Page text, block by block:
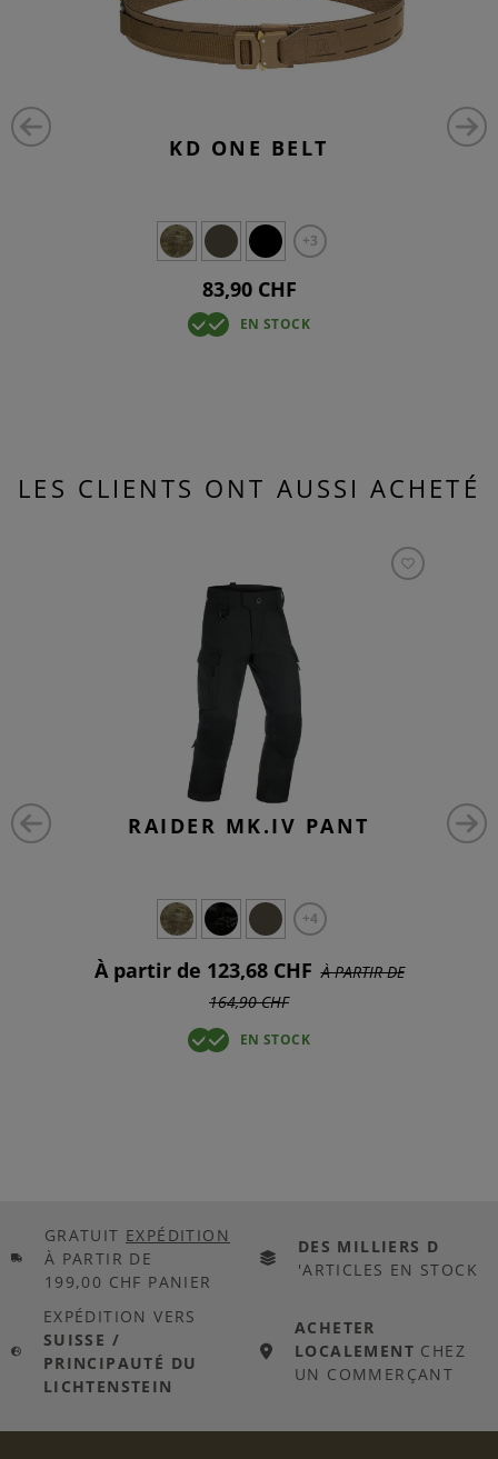
KD ONE BELT
+3
83,90 CHF
EN STOCK
LES CLIENTS ONT AUSSI ACHETÉ
RAIDER MK.IV PANT
+4
À partir de 123,68 CHF À PARTIR DE
164,90 CHF
EN STOCK
GRATUIT EXPÉDITION
À PARTIR DE
199,00 CHF PANIER
DES MILLIERS D
'ARTICLES EN STOCK
EXPÉDITION VERS
SUISSE /
PRINCIPAUTÉ DU
LICHTENSTEIN
ACHETER
LOCALEMENT CHEZ
UN COMMERÇANT